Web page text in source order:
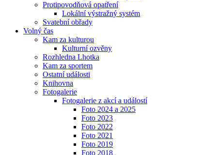
Protipovodňová opatření
Lokální výstražný systém
Svatební obřady
Volný čas
Kam za kulturou
Kulturní ozvěny
Rozhledna Lhotka
Kam za sportem
Ostatní události
Knihovna
Fotogalerie
Fotogalerie z akcí a událostí
Foto 2024 a 2025
Foto 2023
Foto 2022
Foto 2021
Foto 2019
Foto 2018